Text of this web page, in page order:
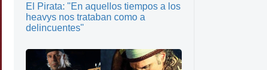
El Pirata: "En aquellos tiempos a los
heavys nos trataban como a
delincuentes"